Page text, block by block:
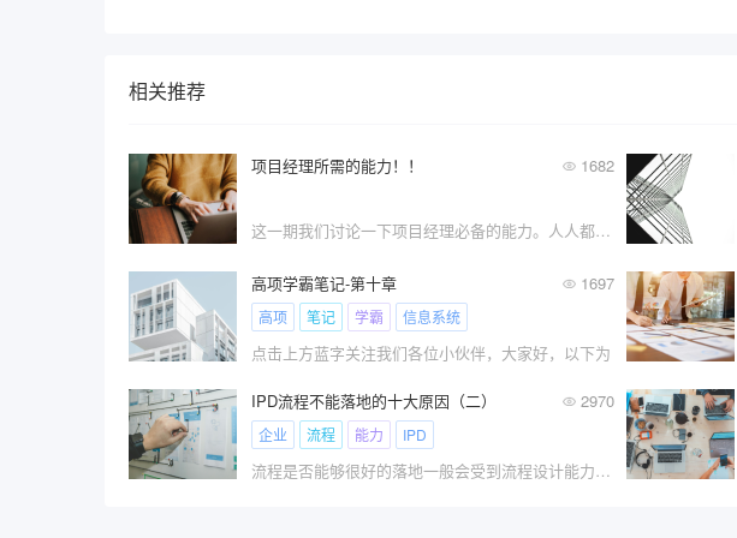
相关推荐
项目经理所需的能力！！ 1682
这一期我们讨论一下项目经理必备的能力。人人都是项目经理？做过互联网产品的肯定知道一本书——《人人都是产品经理
高项学霸笔记-第十章 1697
高项 笔记 学霸 信息系统
点击上方蓝字关注我们各位小伙伴，大家好，以下为
IPD流程不能落地的十大原因（二） 2970
企业 流程 能力 IPD
流程是否能够很好的落地一般会受到流程设计能力、企业执行力、资源的充足性、团队的协作性以及其他内外部环境等诸多影响因素。